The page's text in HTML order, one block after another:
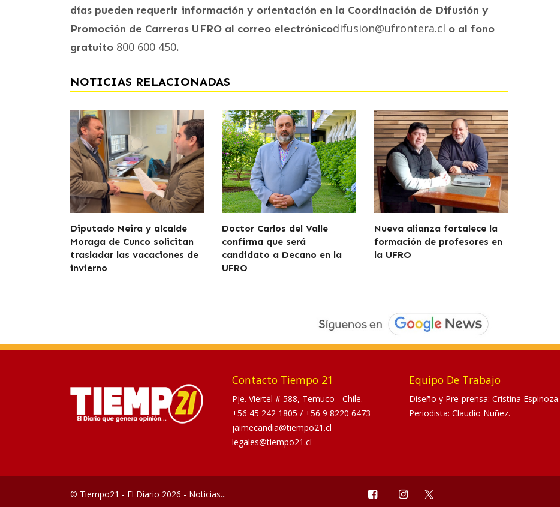
días pueden requerir información y orientación en la Coordinación de Difusión y
Promoción de Carreras UFRO al correo electrónicodifusion@ufrontera.cl o al fono
gratuito 800 600 450.
NOTICIAS RELACIONADAS
Diputado Neira y alcalde
Moraga de Cunco solicitan
trasladar las vacaciones de
invierno
Doctor Carlos del Valle
confirma que será
candidato a Decano en la
UFRO
Nueva alianza fortalece la
formación de profesores en
la UFRO
Contacto Tiempo 21
Pje. Viertel # 588, Temuco - Chile.
+56 45 242 1805 / +56 9 8220 6473
jaimecandia@tiempo21.cl
legales@tiempo21.cl
Equipo De Trabajo
Diseño y Pre-prensa: Cristina Espinoza.
Periodista: Claudio Nuñez.
© Tiempo21 - El Diario 2026 - Noticias...